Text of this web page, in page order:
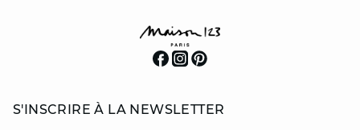
S'INSCRIRE À LA NEWSLETTER